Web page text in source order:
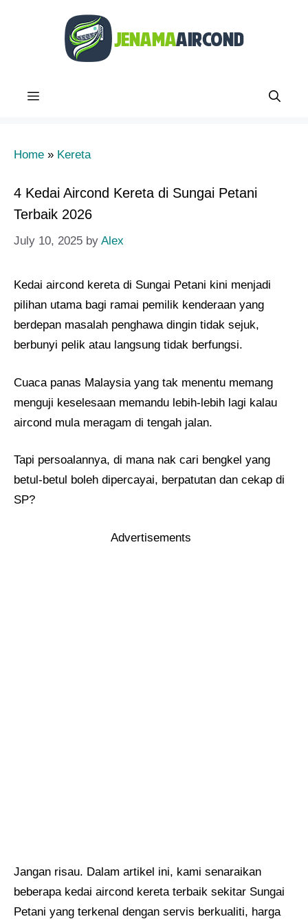
Menu
Home » Kereta
4 Kedai Aircond Kereta di Sungai Petani
Terbaik 2026
July 10, 2025 by Alex
Kedai aircond kereta di Sungai Petani kini menjadi
pilihan utama bagi ramai pemilik kenderaan yang
berdepan masalah penghawa dingin tidak sejuk,
berbunyi pelik atau langsung tidak berfungsi.
Cuaca panas Malaysia yang tak menentu memang
menguji keselesaan memandu lebih-lebih lagi kalau
aircond mula meragam di tengah jalan.
Tapi persoalannya, di mana nak cari bengkel yang
betul-betul boleh dipercayai, berpatutan dan cekap di
SP?
Advertisements
Jangan risau. Dalam artikel ini, kami senaraikan
beberapa kedai aircond kereta terbaik sekitar Sungai
Petani yang terkenal dengan servis berkualiti, harga